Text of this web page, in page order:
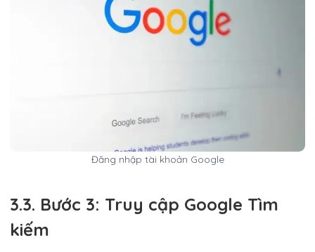
Đăng nhập tài khoản Google
3.3. Bước 3: Truy cập Google Tìm
kiếm